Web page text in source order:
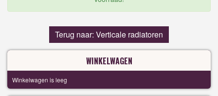
Terug naar: Verticale radiatoren
WINKELWAGEN
Winkelwagen is leeg